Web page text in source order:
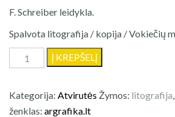
F. Schreiber leidykla.
Spalvota litografija / kopija / Vokiečių
produkto
kiekis:
Vokietija
Į KREPŠELĮ
Kategorija: Atvirutės Žymos: litografija,
ženklas: argrafika.lt